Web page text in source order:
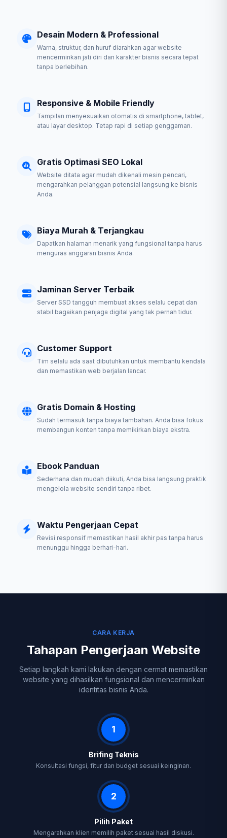
Desain Modern & Professional
Warna, struktur, dan huruf diarahkan agar website
mencerminkan jati diri dan karakter bisnis secara tepat
tanpa berlebihan.
Responsive & Mobile Friendly
Tampilan menyesuaikan otomatis di smartphone, tablet,
atau layar desktop. Tetap rapi di setiap genggaman.
Gratis Optimasi SEO Lokal
Website ditata agar mudah dikenali mesin pencari,
mengarahkan pelanggan potensial langsung ke bisnis
Anda.
Biaya Murah & Terjangkau
Dapatkan halaman menarik yang fungsional tanpa harus
menguras anggaran bisnis Anda.
Jaminan Server Terbaik
Server SSD tangguh membuat akses selalu cepat dan
stabil bagaikan penjaga digital yang tak pernah tidur.
Customer Support
Tim selalu ada saat dibutuhkan untuk membantu kendala
dan memastikan web berjalan lancar.
Gratis Domain & Hosting
Sudah termasuk tanpa biaya tambahan. Anda bisa fokus
membangun konten tanpa memikirkan biaya ekstra.
Ebook Panduan
Sederhana dan mudah diikuti, Anda bisa langsung praktik
mengelola website sendiri tanpa ribet.
Waktu Pengerjaan Cepat
Revisi responsif memastikan hasil akhir pas tanpa harus
menunggu hingga berhari-hari.
CARA KERJA
Tahapan Pengerjaan Website
Setiap langkah kami lakukan dengan cermat memastikan
website yang dihasilkan fungsional dan mencerminkan
identitas bisnis Anda.
1
Brifing Teknis
Konsultasi fungsi, fitur dan budget sesuai keinginan.
2
Pilih Paket
Mengarahkan klien memilih paket sesuai hasil diskusi.